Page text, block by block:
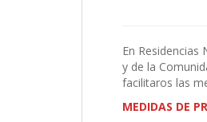
En
y de la
facilitaros las
MEDIDAS DE